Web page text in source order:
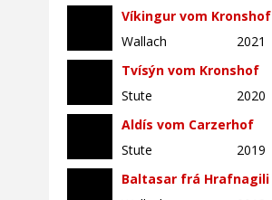
Víkingur vom Kronshof
Wallach
2021
Tvísýn vom Kronshof
Stute
2020
Aldís vom Carzerhof
Stute
2019
Baltasar frá Hrafnagili